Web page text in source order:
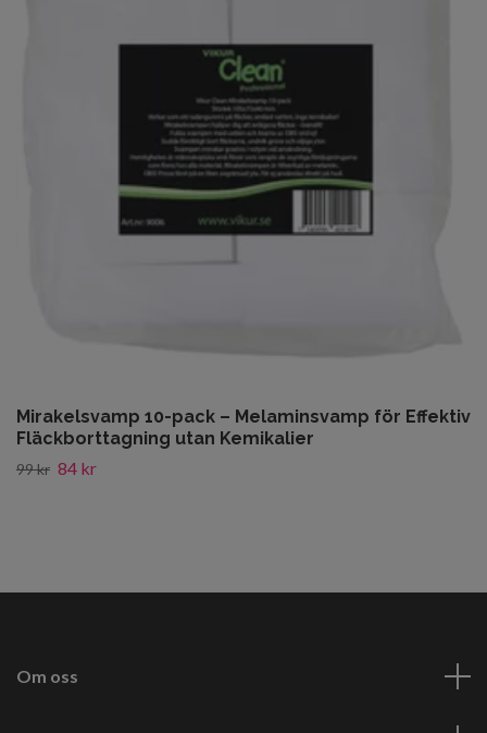
Mirakelsvamp 10-pack – Melaminsvamp för Effektiv
Fläckborttagning utan Kemikalier
99 kr 84 kr
Om oss